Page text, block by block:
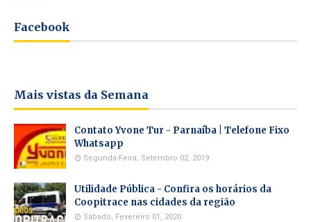
Facebook
Mais vistas da Semana
Contato Yvone Tur - Parnaíba | Telefone Fixo
Whatsapp
Segunda-Feira, Setembro 02, 2019
Utilidade Pública - Confira os horários da
Coopitrace nas cidades da região
Sábado, Fevereiro 01, 2020